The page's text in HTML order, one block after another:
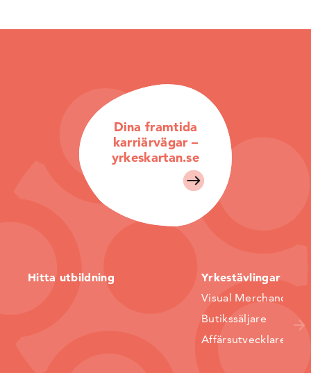
Dina framtida
karriärvägar –
yrkeskartan.se
Hitta utbildning Yrkestävlingar
Visual Merchandiser
Butikssäljare
Affärsutvecklare